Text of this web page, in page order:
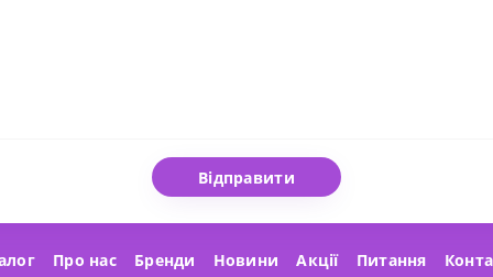
Відправити
Про нас Бренди Новини Акції Питання